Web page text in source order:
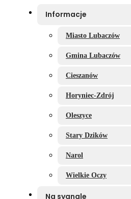
Informacje
Miasto Lubaczów
Gmina Lubaczów
Cieszanów
Horyniec-Zdrój
Oleszyce
Stary Dzików
Narol
Wielkie Oczy
Na sygnale